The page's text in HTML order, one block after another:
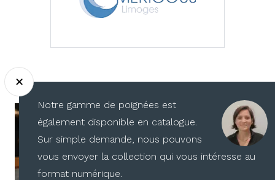
Notre gamme de poignées est
également disponible en catalogue.
Sur simple demande, nous pouvons
vous envoyer la collection qui vous intéresse au
format numérique.